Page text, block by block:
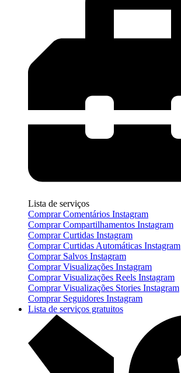
Lista de serviços
Comprar Comentários Instagram
Comprar Compartilhamentos Instagram
Comprar Curtidas Instagram
Comprar Curtidas Automáticas Instagram
Comprar Salvos Instagram
Comprar Visualizações Instagram
Comprar Visualizações Reels Instagram
Comprar Visualizações Stories Instagram
Comprar Seguidores Instagram
Lista de serviços gratuitos